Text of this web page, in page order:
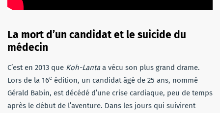
La mort d’un candidat et le suicide du
médecin
C’est en 2013 que Koh-Lantaa vécu son plus grand drame.
Lors de la 16e édition, un candidat âgé de 25 ans, nommé
Gérald Babin, est décédé d’une crise cardiaque, peu de temps
après le début de l’aventure. Dans les jours qui suivirent